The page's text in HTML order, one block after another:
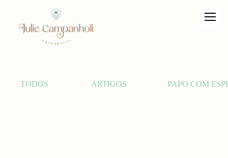
TODOS ARTIGOS PAPO COM